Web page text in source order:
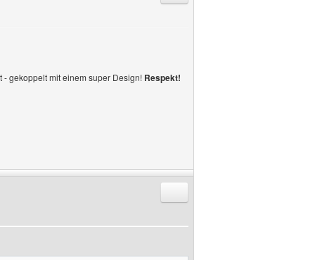
gekoppelt mit einem super Design! Respekt!